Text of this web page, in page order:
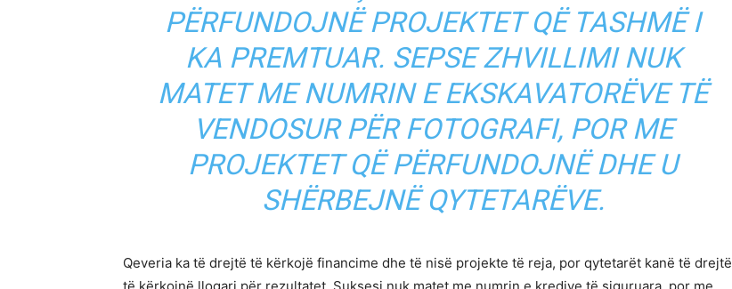
PËRFUNDOJNË PROJEKTET QË TASHMË I
KA PREMTUAR. SEPSE ZHVILLIMI NUK
MATET ME NUMRIN E EKSKAVATORËVE TË
VENDOSUR PËR FOTOGRAFI, POR ME
PROJEKTET QË PËRFUNDOJNË DHE U
SHËRBEJNË QYTETARËVE.
Qeveria ka të drejtë të kërkojë financime dhe të nisë projekte të reja, por qytetarët kanë të drejtë